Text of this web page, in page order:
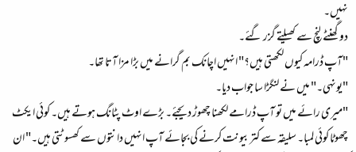
نہیں۔
دو گھنٹے لنچ سے کھیلتے گزر گئے۔
"آپ ڈرامہ کیوں لکھتی ہیں؟" انہیں اچانک بم گرانے میں بڑا مزا آتا تھا۔
"یونہی۔" میں نے لنگڑا سا جواب دیا۔
"میری رائے میں تو آپ ڈرامے لکھنا چھوڑ دیجئے۔ بڑے اوٹ پٹانگ ہوتے ہیں۔ کوئی ایکٹ
چھوٹا کوئی لمبا۔ سلیقہ سے کتربیونت کرنے کی بجائے آپ انہیں دانتوں سے کھسوٹتی ہیں۔" ان